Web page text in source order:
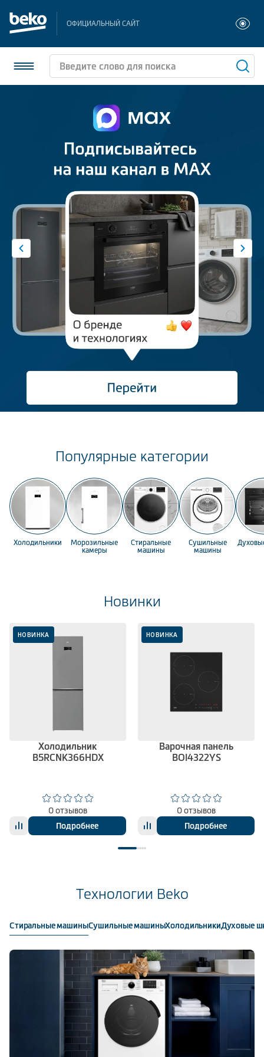
ОФИЦИАЛЬНЫЙ САЙТ
Холодильники и морозильники
Стиральные и сушильные машины
Посудомоечные машины
Плиты
Встраиваемая техника
Малая бытовая техника
Климатическая техника
Сравнить 0
Популярные категории
Холодильники
Морозильные
камеры
Стиральные
машины
Сушильные
машины
Новинки
НОВИНКА
Холодильник
B5RCNK366HDX
0 отзывов
Подробнее
НОВИНКА
Варочная панель
BOI4322YS
0 отзывов
Подробнее
Технологии Beko
Стиральные машиныСушильные машиныХолодильникиДуховые